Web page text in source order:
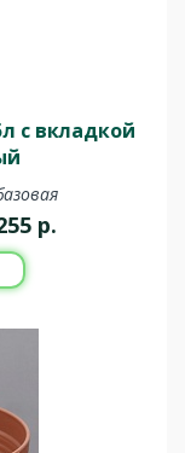
с вкладкой
р.